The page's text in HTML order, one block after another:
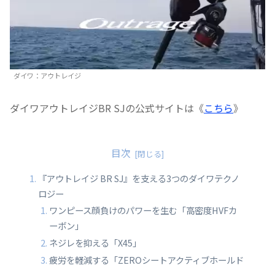
ダイワ：アウトレイジ
ダイワアウトレイジBR SJの公式サイトは《こちら》
目次
『アウトレイジ BR SJ』を支える3つのダイワテクノ
ロジー
ワンピース顔負けのパワーを生む「高密度HVFカ
ーボン」
ネジレを抑える「X45」
疲労を軽減する「ZEROシートアクティブホールド